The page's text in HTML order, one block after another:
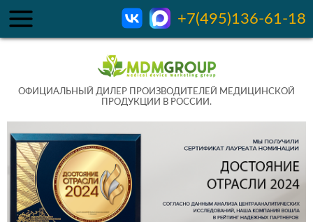
+7(495)136-61-18
ОФИЦИАЛЬНЫЙ ДИЛЕР ПРОИЗВОДИТЕЛЕЙ МЕДИЦИНСКОЙ
ПРОДУКЦИИ В РОССИИ.